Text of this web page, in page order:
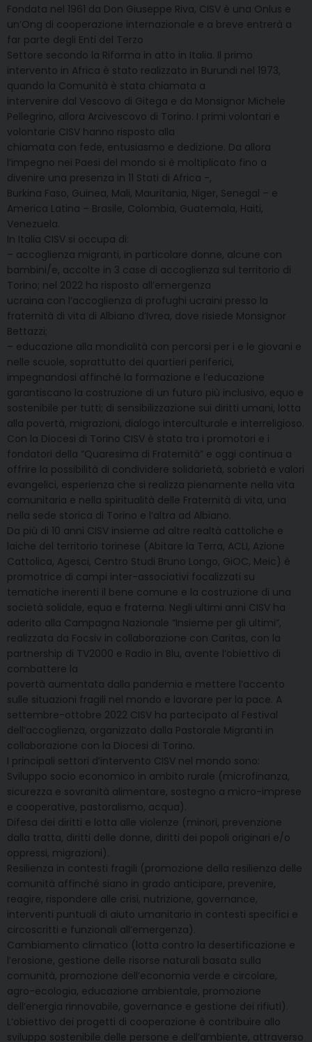
Fondata nel 1961 da Don Giuseppe Riva, CISV è una Onlus e
un’Ong di cooperazione internazionale e a breve entrerà a
far parte degli Enti del Terzo
Settore secondo la Riforma in atto in Italia. Il primo
intervento in Africa è stato realizzato in Burundi nel 1973,
quando la Comunità è stata chiamata a
intervenire dal Vescovo di Gitega e da Monsignor Michele
Pellegrino, allora Arcivescovo di Torino. I primi volontari e
volontarie CISV hanno risposto alla
chiamata con fede, entusiasmo e dedizione. Da allora
l’impegno nei Paesi del mondo si è moltiplicato fino a
divenire una presenza in 11 Stati di Africa -,
Burkina Faso, Guinea, Mali, Mauritania, Niger, Senegal – e
America Latina – Brasile, Colombia, Guatemala, Haiti,
Venezuela.
In Italia CISV si occupa di:
– accoglienza migranti, in particolare donne, alcune con
bambini/e, accolte in 3 case di accoglienza sul territorio di
Torino; nel 2022 ha risposto all’emergenza
ucraina con l’accoglienza di profughi ucraini presso la
fraternità di vita di Albiano d’Ivrea, dove risiede Monsignor
Bettazzi;
– educazione alla mondialità con percorsi per i e le giovani e
nelle scuole, soprattutto dei quartieri periferici,
impegnandosi affinché la formazione e l’educazione
garantiscano la costruzione di un futuro più inclusivo, equo e
sostenibile per tutti; di sensibilizzazione sui diritti umani, lotta
alla povertà, migrazioni, dialogo interculturale e interreligioso.
Con la Diocesi di Torino CISV è stata tra i promotori e i
fondatori della “Quaresima di Fraternità” e oggi continua a
offrire la possibilità di condividere solidarietà, sobrietà e valori
evangelici, esperienza che si realizza pienamente nella vita
comunitaria e nella spiritualità delle Fraternità di vita, una
nella sede storica di Torino e l’altra ad Albiano.
Da più di 10 anni CISV insieme ad altre realtà cattoliche e
laiche del territorio torinese (Abitare la Terra, ACLI, Azione
Cattolica, Agesci, Centro Studi Bruno Longo, GiOC, Meic) è
promotrice di campi inter-associativi focalizzati su
tematiche inerenti il bene comune e la costruzione di una
società solidale, equa e fraterna. Negli ultimi anni CISV ha
aderito alla Campagna Nazionale “Insieme per gli ultimi”,
realizzata da Focsiv in collaborazione con Caritas, con la
partnership di TV2000 e Radio in Blu, avente l’obiettivo di
combattere la
povertà aumentata dalla pandemia e mettere l’accento
sulle situazioni fragili nel mondo e lavorare per la pace. A
settembre-ottobre 2022 CISV ha partecipato al Festival
dell’accoglienza, organizzato dalla Pastorale Migranti in
collaborazione con la Diocesi di Torino.
I principali settori d’intervento CISV nel mondo sono:
Sviluppo socio economico in ambito rurale (microfinanza,
sicurezza e sovranità alimentare, sostegno a micro-imprese
e cooperative, pastoralismo, acqua).
Difesa dei diritti e lotta alle violenze (minori, prevenzione
dalla tratta, diritti delle donne, diritti dei popoli originari e/o
oppressi, migrazioni).
Resilienza in contesti fragili (promozione della resilienza delle
comunità affinché siano in grado anticipare, prevenire,
reagire, rispondere alle crisi, nutrizione, governance,
interventi puntuali di aiuto umanitario in contesti specifici e
circoscritti e funzionali all’emergenza).
Cambiamento climatico (lotta contro la desertificazione e
l’erosione, gestione delle risorse naturali basata sulla
comunità, promozione dell’economia verde e circolare,
agro-ecologia, educazione ambientale, promozione
dell’energia rinnovabile, governance e gestione dei rifiuti).
L’obiettivo dei progetti di cooperazione è contribuire allo
sviluppo sostenibile delle persone e dell’ambiente, attraverso